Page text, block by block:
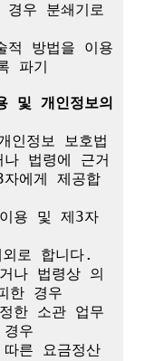
파기
및 개인정보의
정보 보호법
법령에 근거
에게 제공합
용 및 제3자
로 합니다.
나 법령상 의
한 경우
한 소관 업무
우
른 요금정산